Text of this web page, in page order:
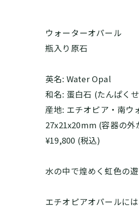
ウォーターオパール
瓶入り原石
英名: Water Opal
和名: 蛋白石 (たんぱく
産地: エチオピア・南ウ
27x21x20mm (容器の
¥19,800 (税込)
水の中で煌めく虹色の
エチオピアオパールに